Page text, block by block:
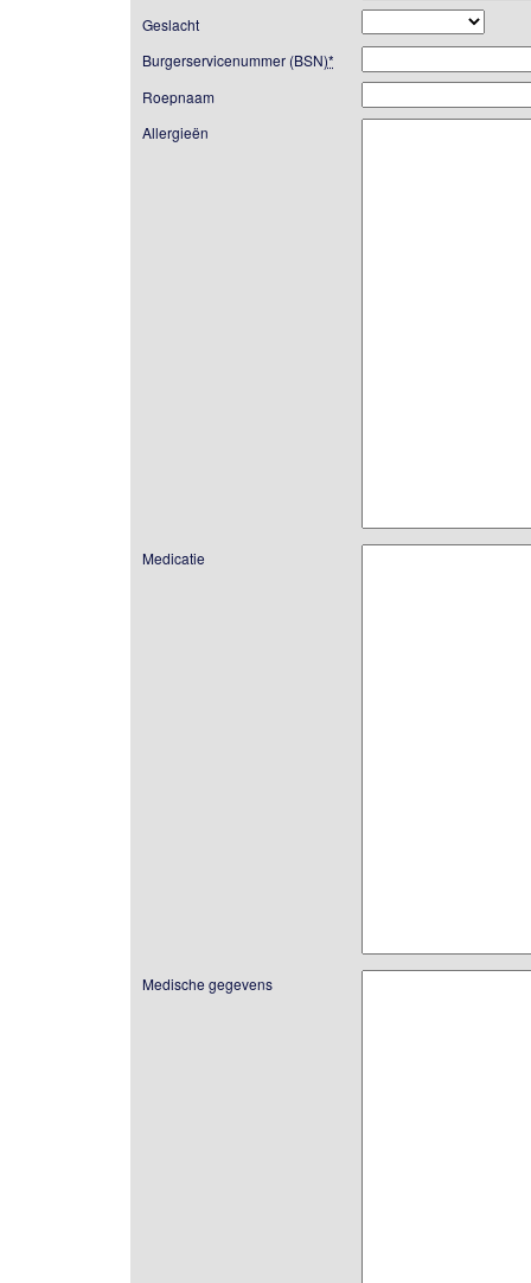
Geslacht
Burgerservicenummer (BSN)*
Roepnaam
Allergieën
Medicatie
Medische gegevens